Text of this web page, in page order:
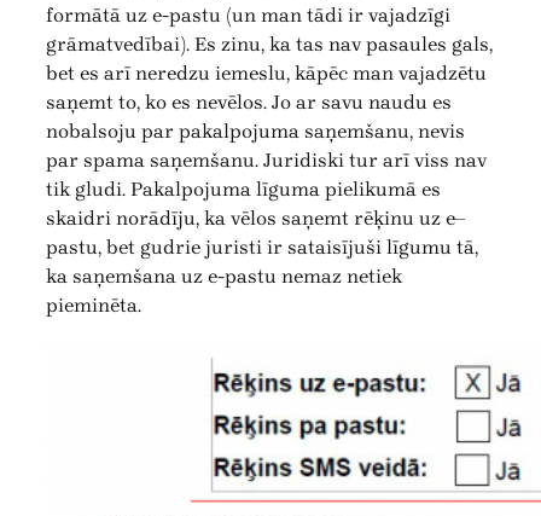
formātā uz e-pastu (un man tādi ir vajadzīgi
grāmatvedībai). Es zinu, ka tas nav pasaules gals,
bet es arī neredzu iemeslu, kāpēc man vajadzētu
saņemt to, ko es nevēlos. Jo ar savu naudu es
nobalsoju par pakalpojuma saņemšanu, nevis
par spama saņemšanu. Juridiski tur arī viss nav
tik gludi. Pakalpojuma līguma pielikumā es
skaidri norādīju, ka vēlos saņemt rēķinu uz e–
pastu, bet gudrie juristi ir sataisījuši līgumu tā,
ka saņemšana uz e-pastu nemaz netiek
pieminēta.